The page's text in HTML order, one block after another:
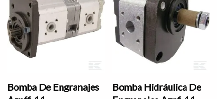
Bomba De Engranajes
Bomba Hidráulica De